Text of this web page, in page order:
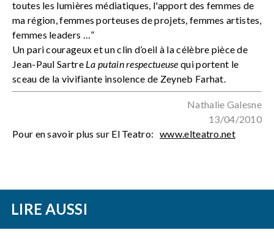
toutes les lumières médiatiques, l'apport des femmes de
ma région, femmes porteuses de projets, femmes artistes,
femmes leaders …”
Un pari courageux et un clin d’oeil à la célèbre pièce de
Jean-Paul Sartre La putain respectueusequi portent le
sceau de la vivifiante insolence de Zeyneb Farhat.
Nathalie Galesne
13/04/2010
Pour en savoir plus sur El Teatro:www.elteatro.net
LIRE AUSSI